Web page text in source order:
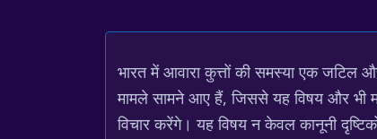
भारत में आवारा कुत्तों की समस्या एक जटिल
मामले सामने आए हैं, जिससे यह विषय और भी
विचार करेंगे। यह विषय न केवल कानूनी